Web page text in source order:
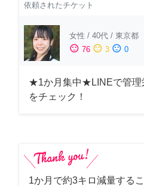
依頼されたチケット
女性 / 40代 / 東京都
sentiment_satisfied 76 sentiment_neutral 3 sentiment_dissatisfied 0
★1か月集中★LINEで管理
をチェック！
1か月で約3キロ減量する